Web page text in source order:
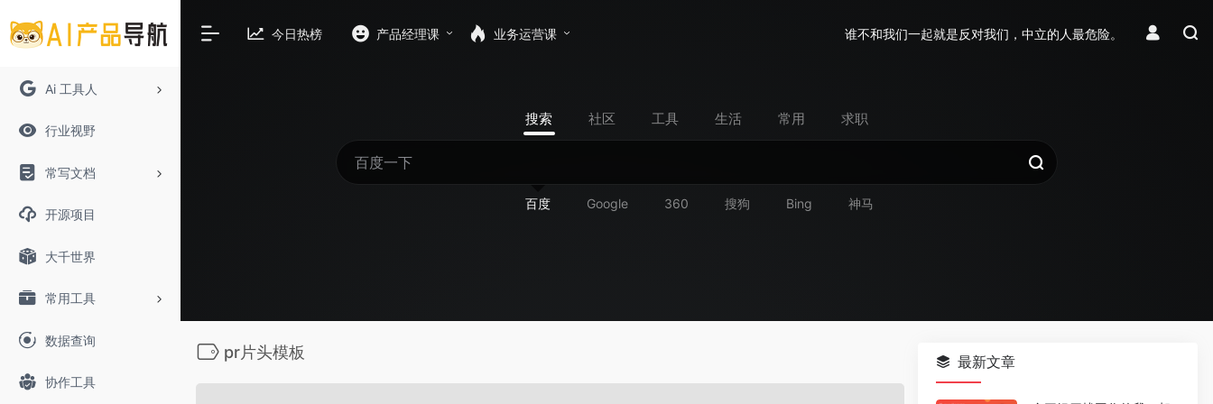
Ai 工具人
行业视野
常写文档
开源项目
大千世界
常用工具
数据查询
协作工具
今日热榜 产品经理课 业务运营课 谁不和我们一起就是反对我们，中立的人最危险。
搜索 社区 工具 生活 常用 求职
百度 Google 360 搜狗 Bing 神马
pr片头模板 最新文章